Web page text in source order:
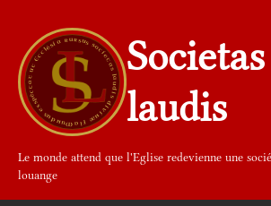
contenu
Societas
laudis
Le monde attend que l'Eglise redevienne une
louange